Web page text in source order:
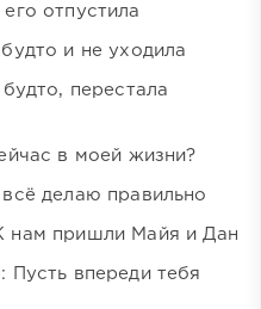
отпустила
и не уходила
перестала
в моей жизни?
делаю правильно
нам пришли Майя и Дан
Пусть впереди тебя